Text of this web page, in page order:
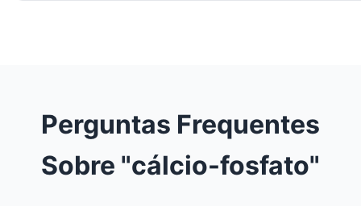
Perguntas Frequentes
Sobre "cálcio-fosfato"